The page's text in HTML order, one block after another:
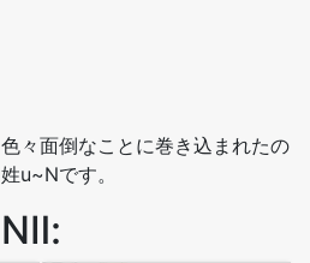
々面倒なことに巻き込まれたの
u~Nです。